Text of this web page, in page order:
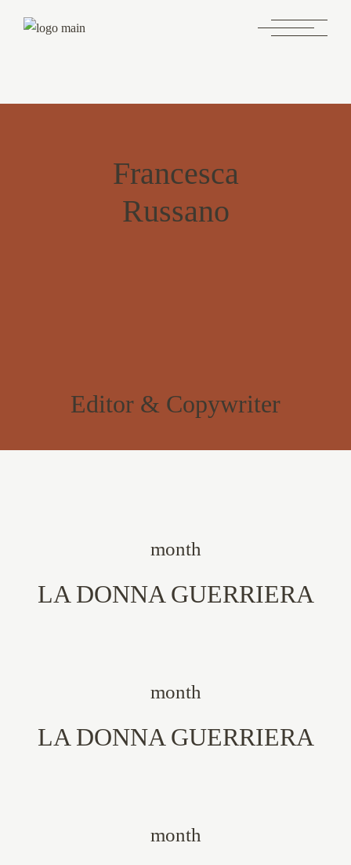
Francesca
Russano
Editor & Copywriter
month
LA DONNA GUERRIERA
month
LA DONNA GUERRIERA
month